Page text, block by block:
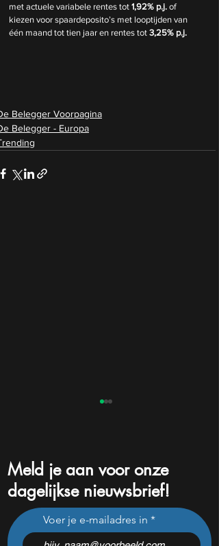
met actuele variabele rentes tot 1,92% p.j. of
kiezen voor spaardeposito’s met looptijden van
één maand tot tien jaar en rentes tot 3,25% p.j.
Belegger Voorpagina
Belegger - Europa
Bank of America ziet grote
kansen bij deze 5
aandelen
Meld je aan voor onze
dagelijkse nieuwsbrief!
Voer je e-mailadres in